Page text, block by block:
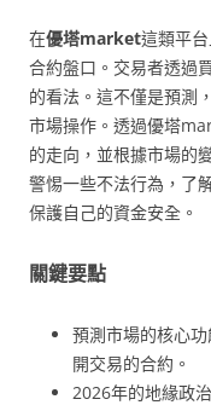
在優塔market這類平
合約盤口。交易者透過
的看法。這不僅是預測
市場操作。透過優塔
的走向，並根據市場的
警惕一些不法行為，了
保護自己的資金安全。
關鍵要點
預測市場的核心
開交易的合約。
2026年的地緣政